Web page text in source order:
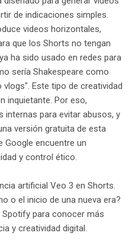
de indicaciones simples.
videos horizontales,
que los Shorts no tengan
ha sido usado en redes para
sería Shakespeare como
Este tipo de creatividad
inquietante. Por eso,
internas para evitar abusos, y
versión gratuita de esta
Google encuentre un
y control ético.
artificial Veo 3 en Shorts.
o el inicio de una nueva era?
Spotify para conocer más
y creatividad digital.